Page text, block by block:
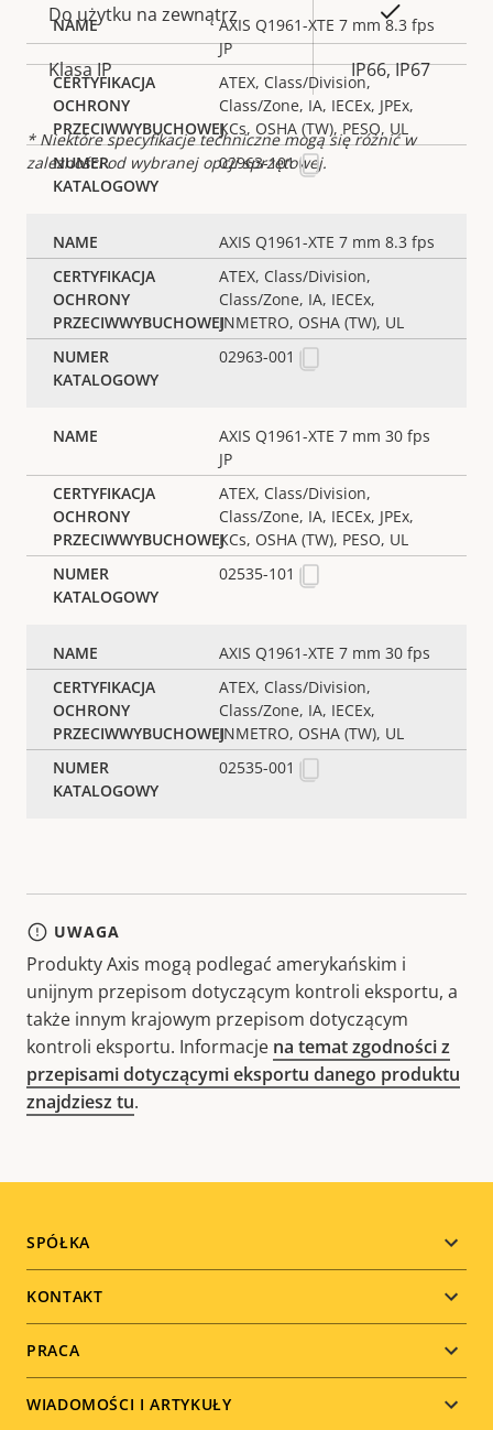
Do użytku na zewnątrz
Klasa IP IP66, IP67
* Niektóre specyfikacje techniczne mogą się różnić w
zależności od wybranej opcji sprzętowej.
AXIS Q1961-XTE 7 mm 8.3 fps
JP
ATEX, Class/Division,
Class/Zone, IA, IECEx, JPEx,
KCs, OSHA (TW), PESO, UL
02963-101
AXIS Q1961-XTE 7 mm 8.3 fps
ATEX, Class/Division,
Class/Zone, IA, IECEx,
INMETRO, OSHA (TW), UL
02963-001
AXIS Q1961-XTE 7 mm 30 fps
JP
ATEX, Class/Division,
Class/Zone, IA, IECEx, JPEx,
KCs, OSHA (TW), PESO, UL
02535-101
AXIS Q1961-XTE 7 mm 30 fps
ATEX, Class/Division,
Class/Zone, IA, IECEx,
INMETRO, OSHA (TW), UL
02535-001
UWAGA
Produkty Axis mogą podlegać amerykańskim i
unijnym przepisom dotyczącym kontroli eksportu, a
także innym krajowym przepisom dotyczącym
kontroli eksportu. Informacje na temat zgodności z
przepisami dotyczącymi eksportu danego produktu
znajdziesz tu.
Footer
menu
SPÓŁKA
KONTAKT
PRACA
WIADOMOŚCI I ARTYKUŁY